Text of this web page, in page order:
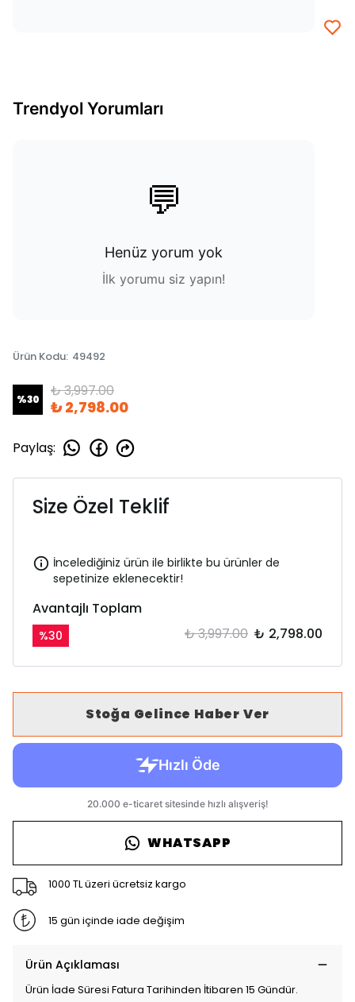
Trendyol Yorumları
💬
Henüz yorum yok
İlk yorumu siz yapın!
Ürün Kodu: 49492
%30 ₺ 3,997.00
₺ 2,798.00
Paylaş:
Size Özel Teklif
İncelediğiniz ürün ile birlikte bu ürünler de
sepetinize eklenecektir!
Avantajlı Toplam
%30 ₺ 3,997.00 ₺ 2,798.00
Stoğa Gelince Haber Ver
WHATSAPP
1000 TL üzeri ücretsiz kargo
15 gün içinde iade değişim
Ürün Açıklaması
Ürün İade Süresi Fatura Tarihinden İtibaren 15 Gündür.